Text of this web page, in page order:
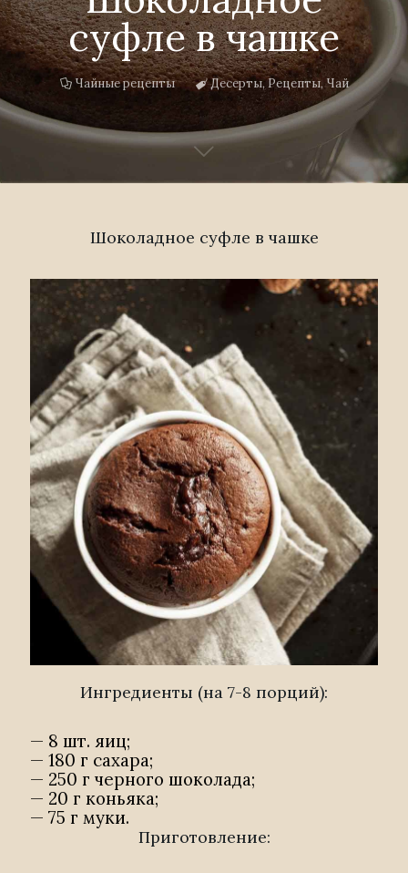
суфле в чашке
Чайные рецепты Десерты,Рецепты,Чай
Шоколадное суфле в чашке
Ингредиенты (на 7-8 порций):
— 8 шт. яиц;
— 180 г сахара;
— 250 г черного шоколада;
— 20 г коньяка;
— 75 г муки.
Приготовление: